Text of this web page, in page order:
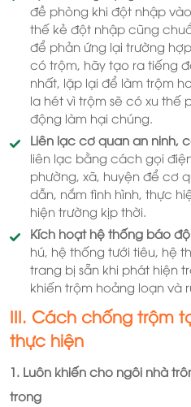
đề phòng khi đột nhập
thế kẻ đột nhập cũng
để phản ứng lại trường
có trộm, hãy tạo ra tiếng
nhất, lặp lại để làm trộm
la hét vì trộm sẽ có xu thế
động làm hại chúng.
Liên lạc cơ quan an ninh,
liên lạc bằng cách gọi
phường, xã, huyện để cơ
dẫn, nắm tình hình, thực
hiện trường kịp thời.
Kích hoạt hệ thống báo
hú, hệ thống tưới tiêu, hệ
trang bị sẵn khi phát hiện
khiến trộm hoảng loạn và
III. Cách chống trộm
thực hiện
1. Luôn khiến cho ngôi nhà
trong